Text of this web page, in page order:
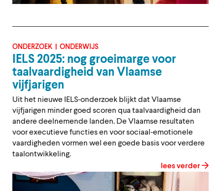
ONDERZOEK ONDERWIJS
IELS 2025: nog groeimarge voor
taalvaardigheid van Vlaamse
vijfjarigen
Uit het nieuwe IELS‑onderzoek blijkt dat Vlaamse
vijfjarigen minder goed scoren qua taalvaardigheid dan
andere deelnemende landen. De Vlaamse resultaten
voor executieve functies en voor sociaal‑emotionele
vaardigheden vormen wel een goede basis voor verdere
taalontwikkeling.
lees verder